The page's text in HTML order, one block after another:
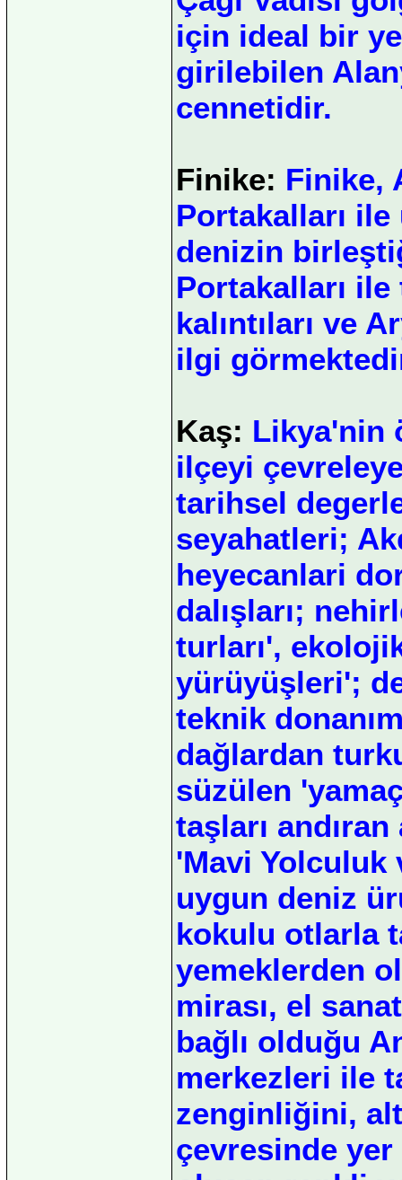
için ideal bir
girilebilen
cennetidir.
Finike: Finike,
Portakalları
denizin
Portakalları
kalıntıları ve
ilgi
Kaş: Likya'nin
ilçeyi
tarihsel
seyahatleri;
heyecanlari
dalışları;
turları',
yürüyüşleri';
teknik
dağlardan
süzülen
taşları
'Mavi Yolculuk
uygun deniz
kokulu otlarla
yemeklerden
mirası, el
bağlı olduğu
merkezleri ile
zenginliğini,
çevresinde